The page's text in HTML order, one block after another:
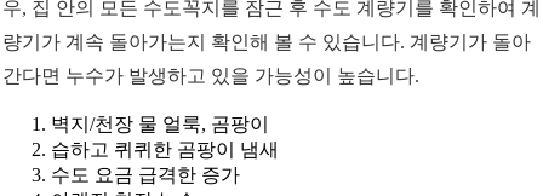
우, 집 안의 모든 수도꼭지를 잠근 후 수도 계량기를 확인하여 계
량기가 계속 돌아가는지 확인해 볼 수 있습니다. 계량기가 돌아
간다면 누수가 발생하고 있을 가능성이 높습니다.
벽지/천장 물 얼룩, 곰팡이
습하고 퀴퀴한 곰팡이 냄새
수도 요금 급격한 증가